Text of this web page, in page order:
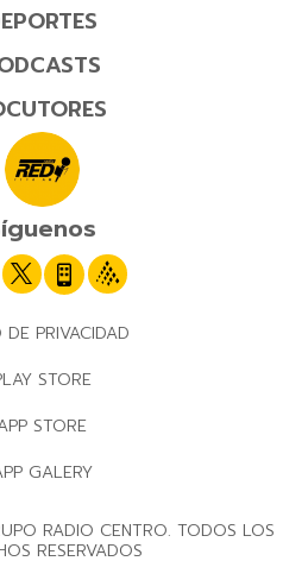
DE PRIVACIDAD
STORE
STORE
GALERY
RADIO CENTRO. TODOS LOS
RESERVADOS